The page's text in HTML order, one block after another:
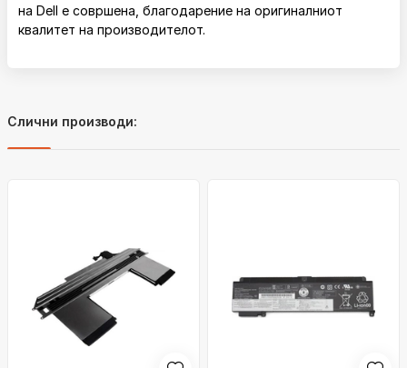
на Dell е совршена, благодарение на оригиналниот
квалитет на производителот.
Слични производи: